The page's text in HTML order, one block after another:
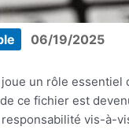
06/19/2025
joue un rôle
ce fichier est
vis-à-